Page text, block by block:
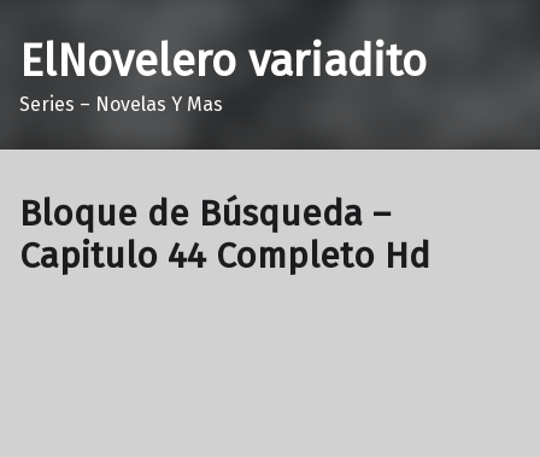
ElNovelero variadito
Series – Novelas Y Mas
Bloque de Búsqueda –
Capitulo 44 Completo Hd